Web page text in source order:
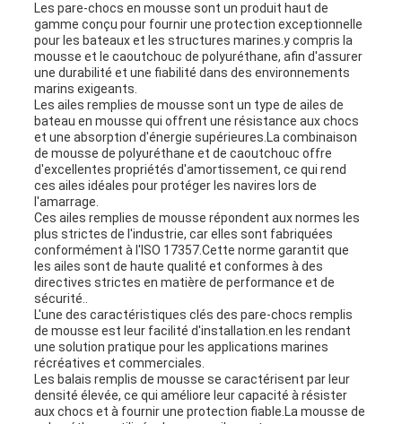
POLICY
Les pare-chocs en mousse sont un produit haut de
gamme conçu pour fournir une protection exceptionnelle
pour les bateaux et les structures marines.y compris la
mousse et le caoutchouc de polyuréthane, afin d'assurer
une durabilité et une fiabilité dans des environnements
marins exigeants.
Les ailes remplies de mousse sont un type de ailes de
bateau en mousse qui offrent une résistance aux chocs
et une absorption d'énergie supérieures.La combinaison
de mousse de polyuréthane et de caoutchouc offre
d'excellentes propriétés d'amortissement, ce qui rend
ces ailes idéales pour protéger les navires lors de
l'amarrage.
Ces ailes remplies de mousse répondent aux normes les
plus strictes de l'industrie, car elles sont fabriquées
conformément à l'ISO 17357.Cette norme garantit que
les ailes sont de haute qualité et conformes à des
directives strictes en matière de performance et de
sécurité..
L'une des caractéristiques clés des pare-chocs remplis
de mousse est leur facilité d'installation.en les rendant
une solution pratique pour les applications marines
récréatives et commerciales.
Les balais remplis de mousse se caractérisent par leur
densité élevée, ce qui améliore leur capacité à résister
aux chocs et à fournir une protection fiable.La mousse de